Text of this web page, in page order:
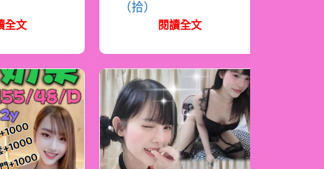
全文
（拾）
閱讀全文